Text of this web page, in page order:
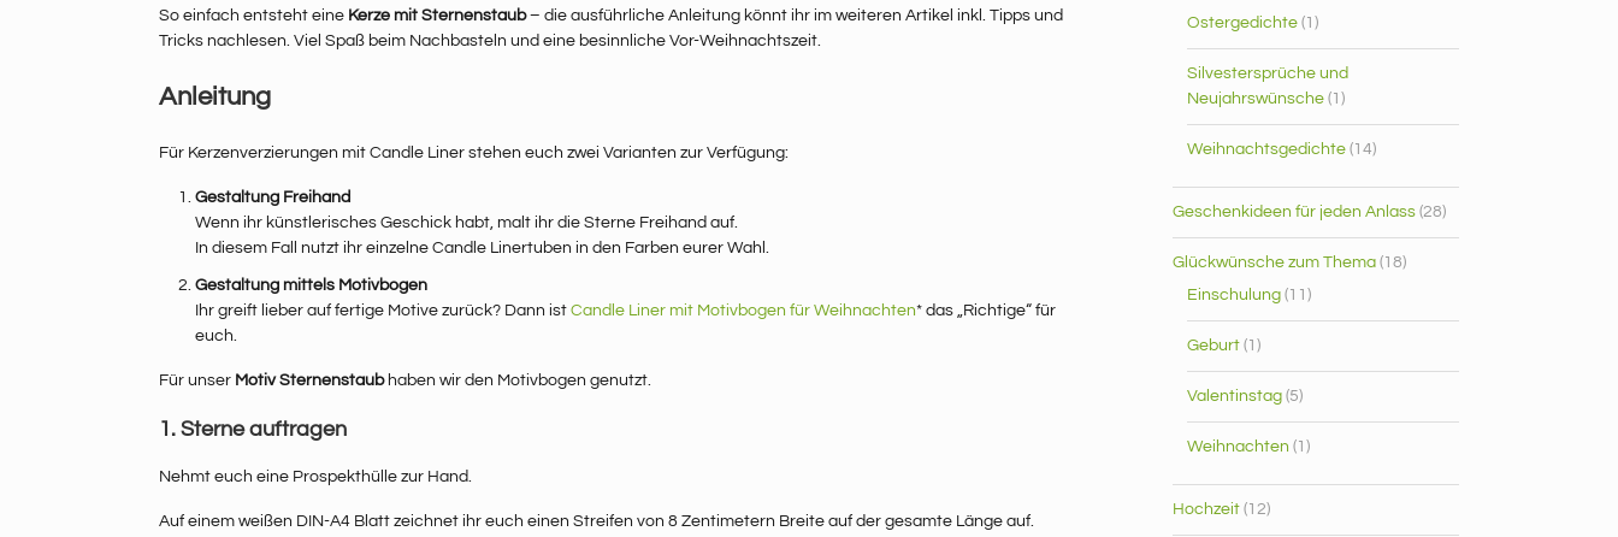
So einfach entsteht eine Kerze mit Sternenstaub– die ausführliche Anleitung könnt ihr im weiteren Artikel inkl. Tipps und
Tricks nachlesen. Viel Spaß beim Nachbasteln und eine besinnliche Vor-Weihnachtszeit.
Anleitung
Für Kerzenverzierungen mit Candle Liner stehen euch zwei Varianten zur Verfügung:
Gestaltung Freihand
Wenn ihr künstlerisches Geschick habt, malt ihr die Sterne Freihand auf.
In diesem Fall nutzt ihr einzelne Candle Linertuben in den Farben eurer Wahl.
Gestaltung mittels Motivbogen
Ihr greift lieber auf fertige Motive zurück? Dann ist Candle Liner mit Motivbogen für Weihnachten* das „Richtige“ für
euch.
Für unser Motiv Sternenstaubhaben wir den Motivbogen genutzt.
1. Sterne auftragen
Nehmt euch eine Prospekthülle zur Hand.
Auf einem weißen DIN-A4 Blatt zeichnet ihr euch einen Streifen von 8 Zentimetern Breite auf der gesamte Länge auf.
Ostergedichte (1)
Silvestersprüche und
Neujahrswünsche (1)
Weihnachtsgedichte (14)
Geschenkideen für jeden Anlass (28)
Glückwünsche zum Thema (18)
Einschulung (11)
Geburt (1)
Valentinstag (5)
Weihnachten (1)
Hochzeit (12)